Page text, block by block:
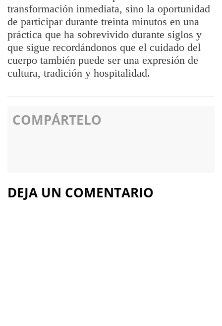
transformación inmediata, sino la oportunidad
de participar durante treinta minutos en una
práctica que ha sobrevivido durante siglos y
que sigue recordándonos que el cuidado del
cuerpo también puede ser una expresión de
cultura, tradición y hospitalidad.
COMPÁRTELO
DEJA UN COMENTARIO